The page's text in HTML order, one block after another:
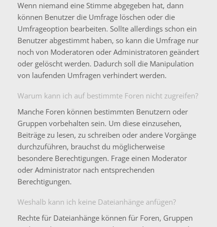
Wenn niemand eine Stimme abgegeben hat, dann
können Benutzer die Umfrage löschen oder die
Umfrageoption bearbeiten. Sollte allerdings schon ein
Benutzer abgestimmt haben, so kann die Umfrage nur
noch von Moderatoren oder Administratoren geändert
oder gelöscht werden. Dadurch soll die Manipulation
von laufenden Umfragen verhindert werden.
Warum kann ich auf bestimmte Foren nicht zugreifen?
Manche Foren können bestimmten Benutzern oder
Gruppen vorbehalten sein. Um diese einzusehen,
Beiträge zu lesen, zu schreiben oder andere Vorgänge
durchzuführen, brauchst du möglicherweise
besondere Berechtigungen. Frage einen Moderator
oder Administrator nach entsprechenden
Berechtigungen.
Weshalb kann ich keine Dateianhänge anfügen?
Rechte für Dateianhänge können für Foren, Gruppen